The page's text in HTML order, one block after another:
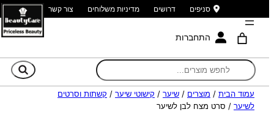
סניפים דרושים מדיניות משלוחים צור קשר
התחברות
עמוד הבית / מוצרים / שיער / קישוטי שיער / קשתות וסרטים
לשיער / סרט מצח לבן לשיער